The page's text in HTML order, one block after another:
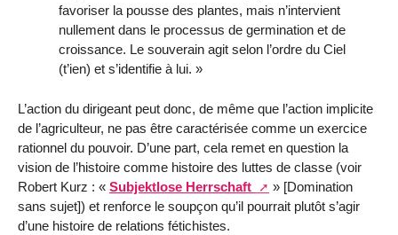
favoriser la pousse des plantes, mais n’intervient
nullement dans le processus de germination et de
croissance. Le souverain agit selon l’ordre du Ciel
(t’ien) et s’identifie à lui. »
L’action du dirigeant peut donc, de même que l’action implicite
de l’agriculteur, ne pas être caractérisée comme un exercice
rationnel du pouvoir. D’une part, cela remet en question la
vision de l’histoire comme histoire des luttes de classe (voir
Robert Kurz : « Subjektlose Herrschaft
» [Domination
sans sujet]) et renforce le soupçon qu’il pourrait plutôt s’agir
d’une histoire de relations fétichistes.